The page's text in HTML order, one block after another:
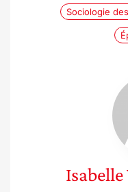
Sociologie
Isabelle